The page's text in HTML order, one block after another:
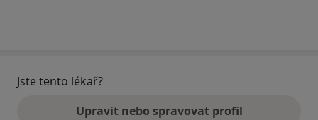
Jste tento lékař?
Upravit nebo spravovat profil